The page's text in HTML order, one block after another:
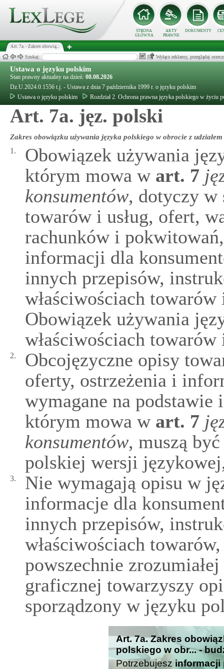
STRONA
GŁÓWNA
AKTY
PRAWNE
DOKUMENTY
Art. 7a. - Zakres obowią...
Szukaj: Wyłącz reklamy, przeglądaj
Ustawa o języku polskim
Stan prawny aktualny na dzień: 08.08.2026
Dz.U.2024.0.1556 t.j. - Ustawa z dnia 7 października 1999 r. o języku polskim
Ustawa o języku polskim
Rozdział 2. Ochrona prawna języka polskiego w życiu
Art. 7a. jęz. polski
Zakres obowiązku używania języka polskiego w obrocie z
1.
Obowiązek używania
którym mowa wart. 7
konsumentów, dotyczy w
towarów i usług, ofert,
rachunków i
informacji dla
innych przepisów,
właściwościach towarów
Obowiązek używania
właściwościach
2.
Obcojęzyczne opisy
oferty, ostrzeżenia i
wymagane na
którym mowa wart. 7
konsumentów, muszą
polskiej wersji
3.
Nie wymagają opisu w
informacje dla
innych przepisów,
właściwościach
powszechnie
graficznej towarzyszy
sporządzony w języku
Art. 7a. Zakres
polskiego w obr... -
Potrzebujesz informacji